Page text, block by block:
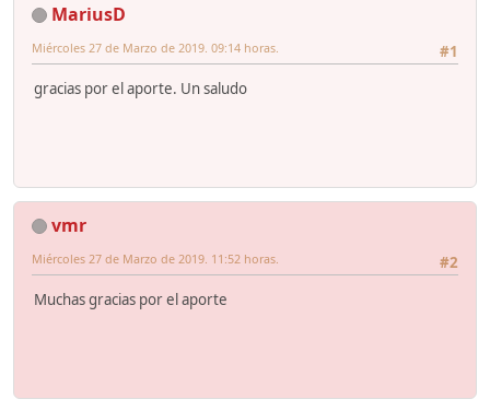
MariusD
#1
Miércoles 27 de Marzo de 2019. 09:14 horas.
gracias por el aporte. Un saludo
vmr
#2
Miércoles 27 de Marzo de 2019. 11:52 horas.
Muchas gracias por el aporte